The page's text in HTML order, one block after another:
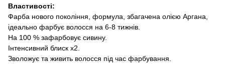
Властивості:
Фарба нового покоління формула, збагачена олією Аргана,
ідеально фарбує волосся на 6-8 тижнів
На 100 % зафарбовує сивину.
Інтенсивний блиск х2
Зволожує та живить волосся під час фарбування.